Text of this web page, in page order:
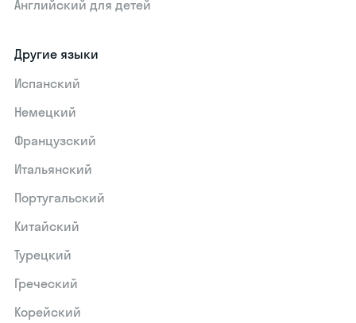
Английский для детей
Другие языки
Испанский
Немецкий
Французский
Итальянский
Португальский
Китайский
Турецкий
Греческий
Корейский